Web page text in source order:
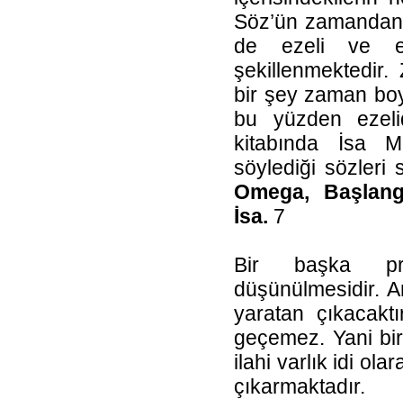
Söz’ün
de ezeli ve
şekillenmektedir.
bir şey zaman
bu yüzden
kitabında İsa
söylediği sözleri
Omega,
İsa. 7
Bir başka
düşünülmesidir.
yaratan
geçemez. Yani
ilahi varlık idi
çıkarmaktadır.